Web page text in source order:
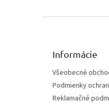
Informácie
Všeobecné
Podmienky
Reklamačné